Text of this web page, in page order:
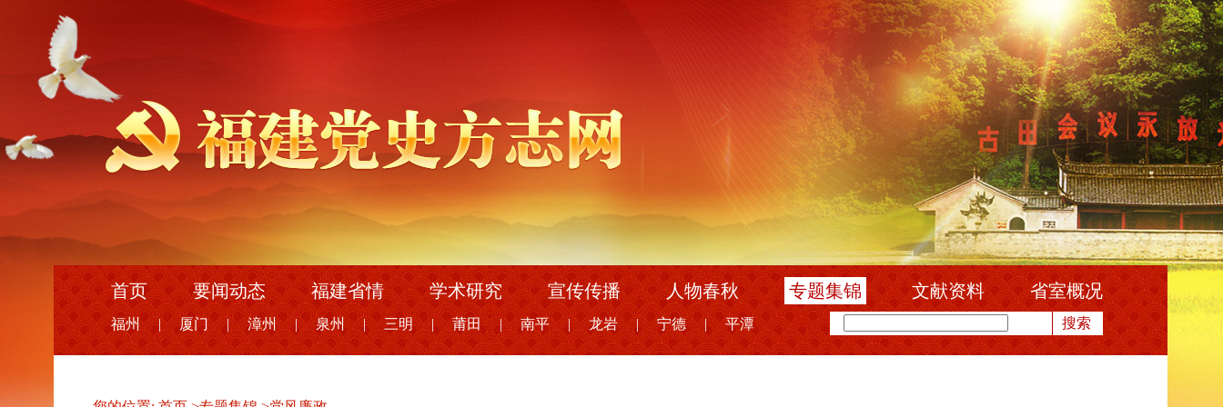
首页 要闻动态 福建省情 学术研究 宣传传播 人物春秋 专题集锦 文献资料 省室概况
福州 | 厦门 | 漳州 | 泉州 | 三明 | 莆田 | 南平 | 龙岩 | 宁德 | 平潭 搜索